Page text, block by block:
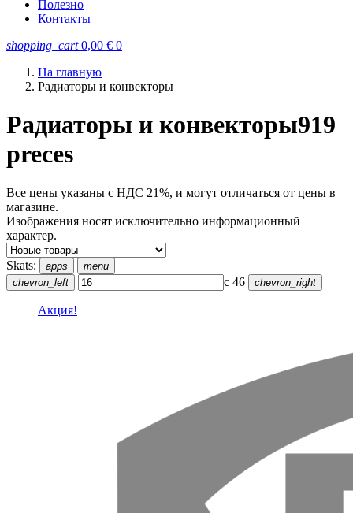
Полезно
Контакты
shopping_cart 0,00 € 0
На главную
Радиаторы и конвекторы
Радиаторы и конвекторы919
preces
Все цены указаны с НДС 21%, и могут отличаться от цены в
магазине.
Изображения носят исключительно информационный
характер.
Skats: apps
menu
chevron_left
с 46 chevron_right
Акция!